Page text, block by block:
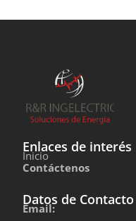
Enlaces de interés
Inicio
Contáctenos
Datos de Contacto
Email: